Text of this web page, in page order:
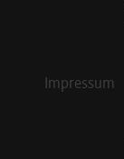
Impressum